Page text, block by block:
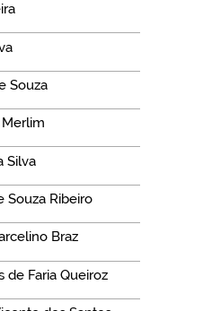
Souza
Silva
Souza Ribeiro
Braz
de Faria Queiroz